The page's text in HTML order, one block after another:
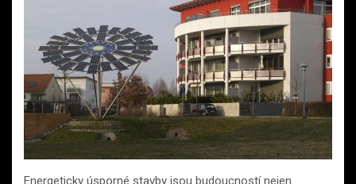
Energeticky úsporné stavby jsou budoucností nejen